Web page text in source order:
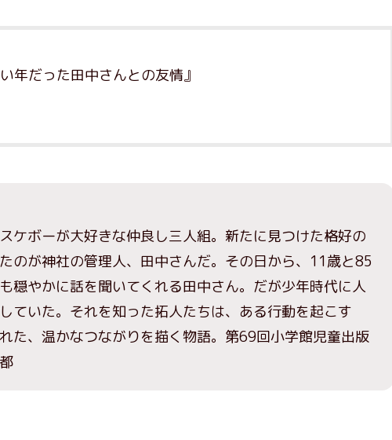
年だった田中さんとの友情』
ケボーが大好きな仲良し三人組。新たに見つけた格好の
のが神社の管理人、田中さんだ。その日から、11歳と85
穏やかに話を聞いてくれる田中さん。だが少年時代に人
ていた。それを知った拓人たちは、ある行動を起こす
、温かなつながりを描く物語。第69回小学館児童出版